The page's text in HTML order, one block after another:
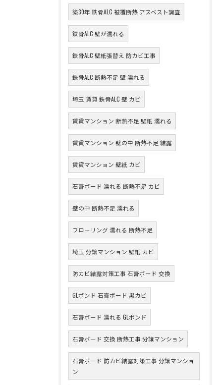
築30年 鉄骨ALC 被覆断熱 アスベスト調査
鉄骨ALC 壁が濡れる
鉄骨ALC 壁紙張替え 防カビ工事
鉄骨ALC 断熱不足 壁 濡れる
埼玉 賃貸 鉄骨ALC 壁 カビ
賃貸マンション 断熱不足 壁紙 濡れる
賃貸マンション 壁の中 断熱不足 結露
賃貸マンション 壁紙 カビ
石膏ボード 濡れる 断熱不足 カビ
壁の中 断熱不足 濡れる
フローリング 濡れる 断熱不足
埼玉 分譲マンション 壁紙 カビ
防カビ結露対策工事 石膏ボード 交換
GLボンド 石膏ボード 黒カビ
石膏ボード 濡れる GLボンド
石膏ボード 交換 断熱工事 分譲マンション
石膏ボード 防カビ結露対策工事 分譲マンショ
ン